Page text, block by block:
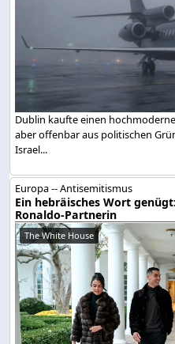
Dublin kaufte einen
aber offenbar aus politischen
Israel...
Europa -- Antisemitismus
Ein hebräisches Wort
Ronaldo-Partnerin
The White House